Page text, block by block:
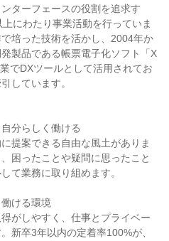
ターフェースの役割を追求す
にわたり事業活動を行っていま
培った技術を活かし、2004年か
製品である帳票電子化ソフト「X
でDXツールとして活用されてお
しています。
分らしく働ける
提案できる自由な風土がありま
困ったことや疑問に思ったこと
て業務に取り組めます。
ける環境
がしやすく、仕事とプライベー
新卒3年以内の定着率100%が、